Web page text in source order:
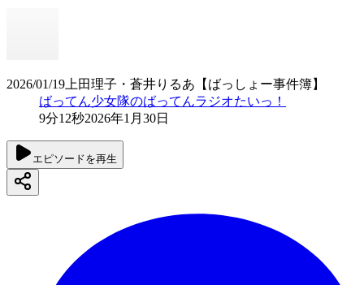
2026/01/19上田理子・蒼井りるあ【ばっしょー事件簿】
ばってん少女隊のばってんラジオたいっ！
9分12秒2026年1月30日
エピソードを再生